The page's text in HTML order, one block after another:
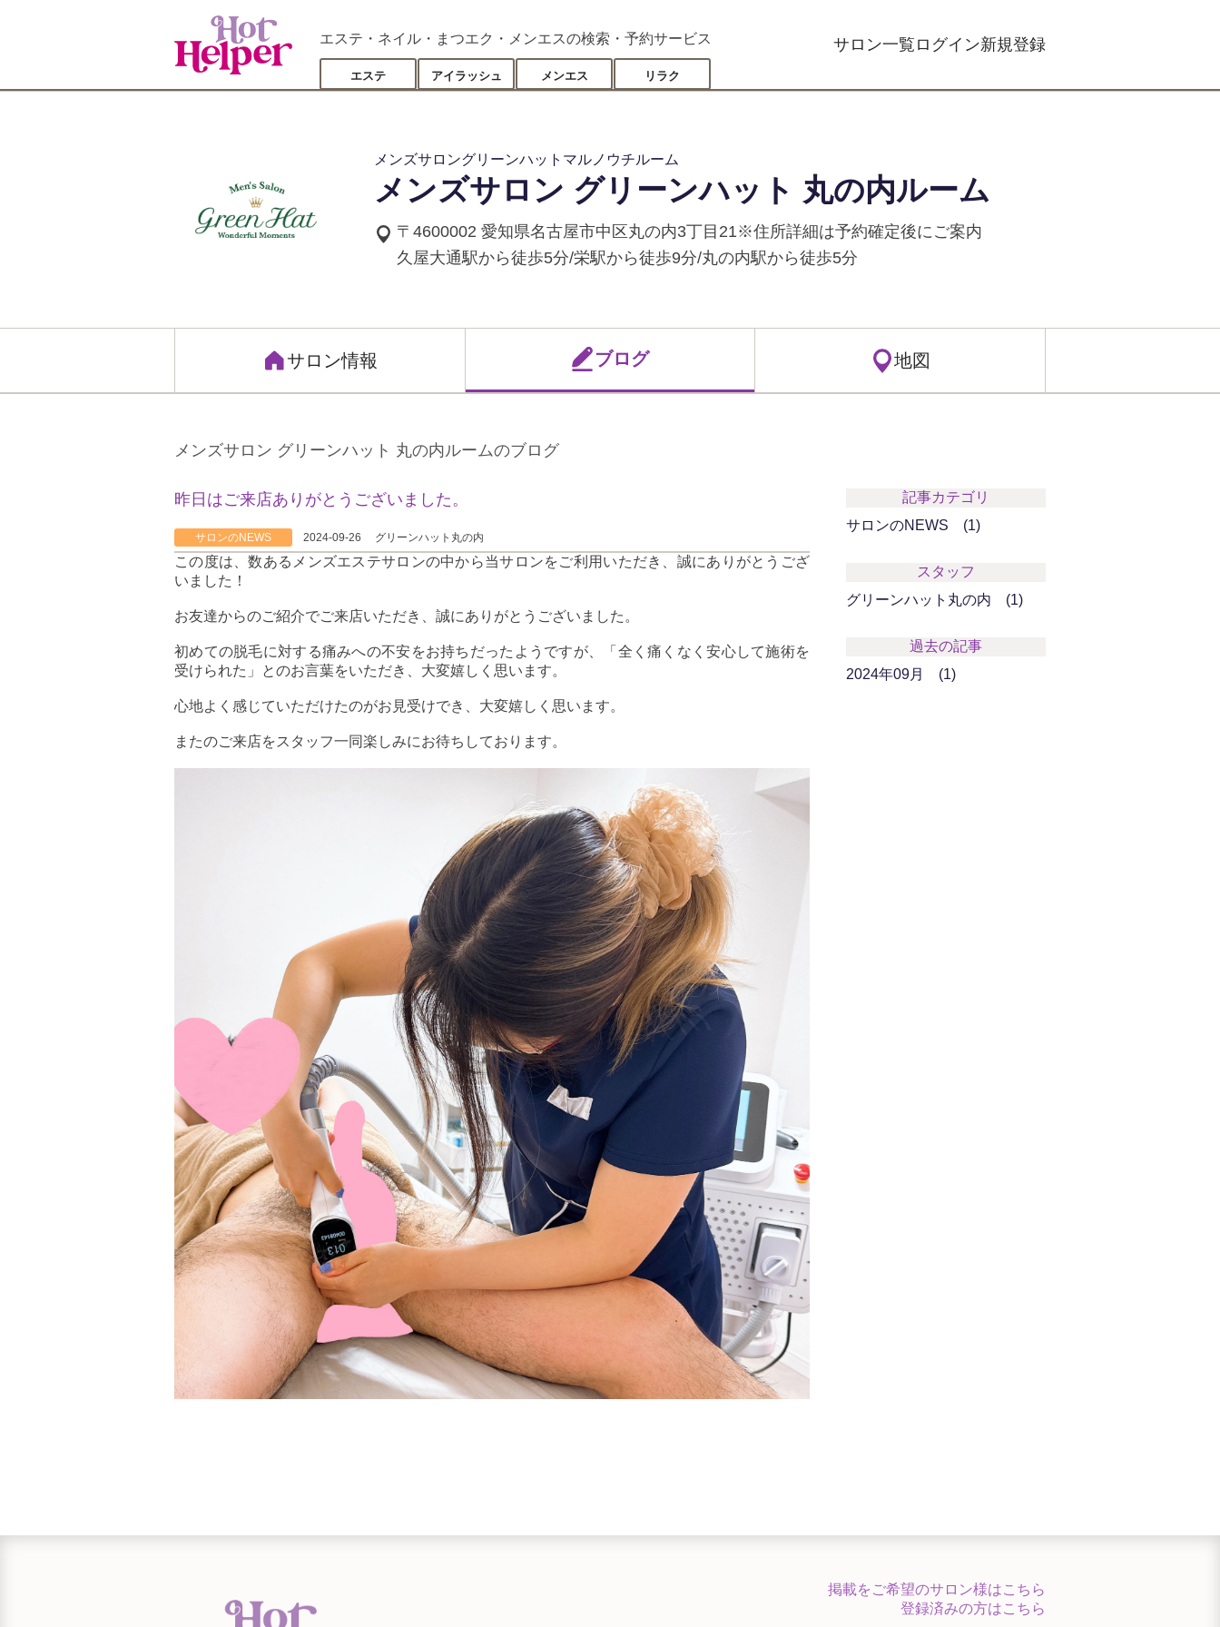
エステ・ネイル・まつエク・メンエスの検索・予約サービス
エステ アイラッシュ メンエス リラク
サロン一覧 ログイン新規登録
メンズサロングリーンハットマルノウチルーム
メンズサロン グリーンハット 丸の内ルーム
〒4600002 愛知県名古屋市中区丸の内3丁目21※住所詳細は予約確定後にご案内
久屋大通駅から徒歩5分/栄駅から徒歩9分/丸の内駅から徒歩5分
サロン情報 ブログ 地図
メンズサロン グリーンハット 丸の内ルームのブログ
昨日はご来店ありがとうございました。
サロンのNEWS 2024-09-26 グリーンハット丸の内
この度は、数あるメンズエステサロンの中から当サロンをご利用いただき、誠にありがとうござ
いました！
お友達からのご紹介でご来店いただき、誠にありがとうございました。
初めての脱毛に対する痛みへの不安をお持ちだったようですが、「全く痛くなく安心して施術を
受けられた」とのお言葉をいただき、大変嬉しく思います。
心地よく感じていただけたのがお見受けでき、大変嬉しく思います。
またのご来店をスタッフ一同楽しみにお待ちしております。
記事カテゴリ
サロンのNEWS
1
スタッフ
グリーンハット丸の内
1
過去の記事
2024年09月
1
掲載をご希望のサロン様はこちら
登録済みの方はこちら